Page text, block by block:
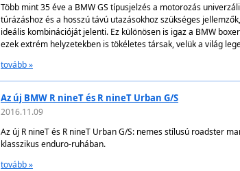
Több mint 35 éve a BMW GS típusjelzés a motorozás
túrázáshoz és a hosszú távú utazásokhoz szükséges
ideális kombinációját jelenti. Ez különösen is igaz a BMW
ezek extrém helyzetekben is tökéletes társak, velük a világ
tovább »
Az új BMW R nineT és R nineT Urban G/S
2016.11.09
Az új R nineT és R nineT Urban G/S: nemes stílusú roadster
klasszikus enduro-ruhában.
tovább »